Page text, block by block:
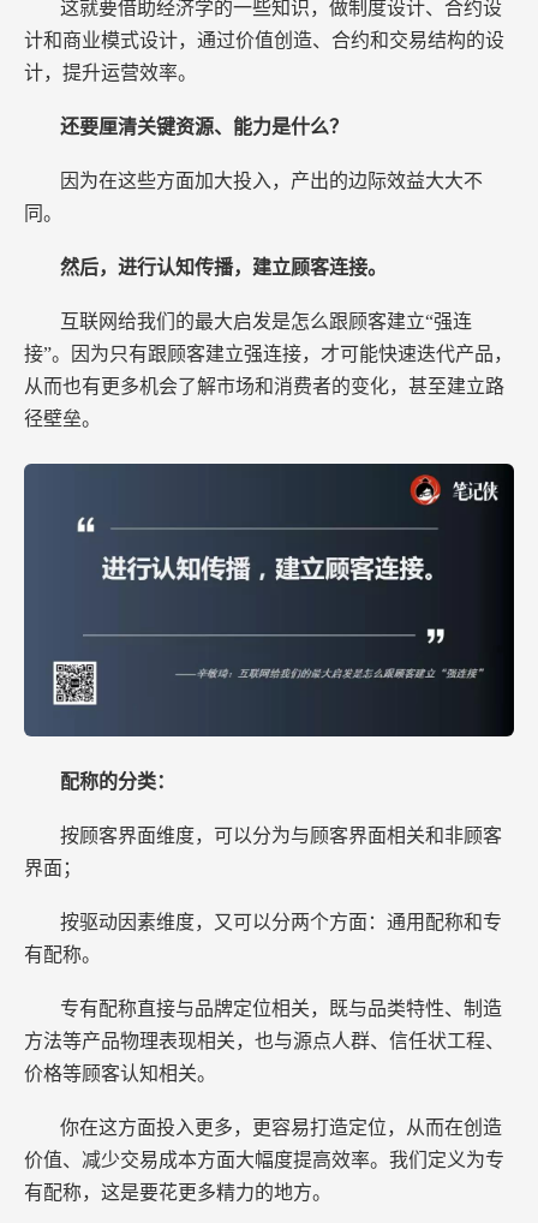
这就要借助经济学的一些知识，做制度设计、合约设
计和商业模式设计，通过价值创造、合约和交易结构的设
计，提升运营效率。
还要厘清关键资源、能力是什么？
因为在这些方面加大投入，产出的边际效益大大不
同。
然后，进行认知传播，建立顾客连接。
互联网给我们的最大启发是怎么跟顾客建立“强连
接”。因为只有跟顾客建立强连接，才可能快速迭代产品，
从而也有更多机会了解市场和消费者的变化，甚至建立路
径壁垒。
配称的分类：
按顾客界面维度，可以分为与顾客界面相关和非顾客
界面；
按驱动因素维度，又可以分两个方面：通用配称和专
有配称。
专有配称直接与品牌定位相关，既与品类特性、制造
方法等产品物理表现相关，也与源点人群、信任状工程、
价格等顾客认知相关。
你在这方面投入更多，更容易打造定位，从而在创造
价值、减少交易成本方面大幅度提高效率。我们定义为专
有配称，这是要花更多精力的地方。